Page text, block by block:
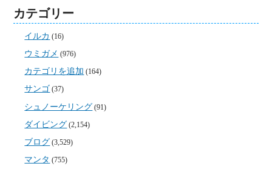
カテゴリー
イルカ (16)
ウミガメ (976)
カテゴリを追加 (164)
サンゴ (37)
シュノーケリング (91)
ダイビング (2,154)
ブログ (3,529)
マンタ (755)